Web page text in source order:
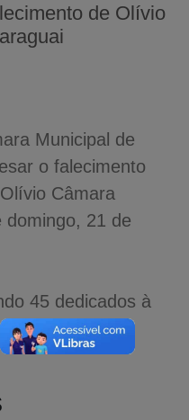
de Olívio
Municipal de
o falecimento
Câmara
domingo, 21 de
45 dedicados à